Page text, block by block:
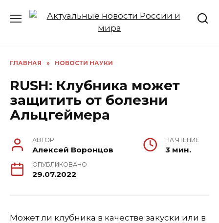
ГЛАВНАЯ » НОВОСТИ НАУКИ
RUSH: Клубника может
защитить от болезни
Альцгеймера
АВТОР
Алексей Воронцов
НА ЧТЕНИЕ
3 мин.
ОПУБЛИКОВАНО
29.07.2022
Может ли клубника в качестве закуски или в